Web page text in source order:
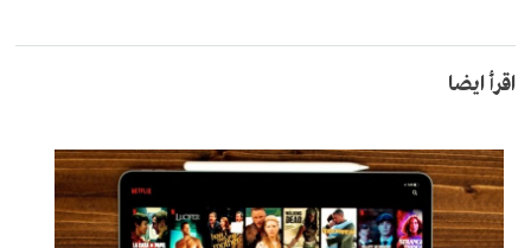
اقرأ ايضا